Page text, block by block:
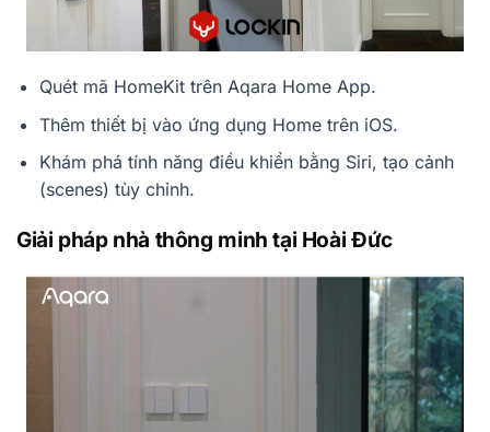
Quét mã HomeKit trên Aqara Home App.
Thêm thiết bị vào ứng dụng Home trên iOS.
Khám phá tính năng điều khiển bằng Siri, tạo cảnh
(scenes) tùy chỉnh.
Giải pháp nhà thông minh tại Hoài Đức